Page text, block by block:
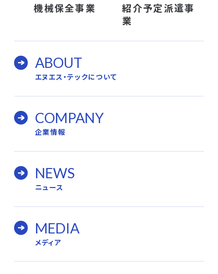
機械保全事業
紹介予定派遣事
業
ABOUT
エヌエス・テックについて
COMPANY
企業情報
NEWS
ニュース
MEDIA
メディア